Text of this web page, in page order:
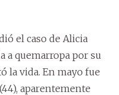
el caso de Alicia
a quemarropa por su
la vida. En mayo fue
aparentemente